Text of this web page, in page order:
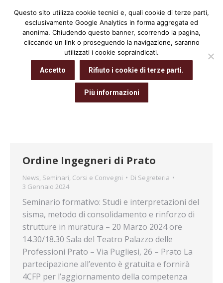
Cerca:
Archivio giornaliero:3 Gennaio 2024
Tu sei qui:
Home 2024 Gennaio 03
Ordine Ingegneri di Prato
News, Seminari, Corsi e Convegni Di Segreteria
3 Gennaio 2024
Seminario formativo: Studi e interpretazioni del
sisma, metodo di consolidamento e rinforzo di
strutture in muratura – 20 Marzo 2024 ore
14.30/18.30 Sala del Teatro Palazzo delle
Professioni Prato – Via Pugliesi, 26 – Prato La
partecipazione all’evento è gratuita e fornirà
4CFP per l’aggiornamento della competenza
Questo sito utilizza cookie tecnici e, quali cookie di terze parti,
esclusivamente Google Analytics in forma aggregata ed
anonima. Chiudendo questo banner, scorrendo la pagina,
cliccando un link o proseguendo la navigazione, saranno
utilizzati i cookie sopraindicati.
Accetto Rifiuto i cookie di terze parti.
Più informazioni